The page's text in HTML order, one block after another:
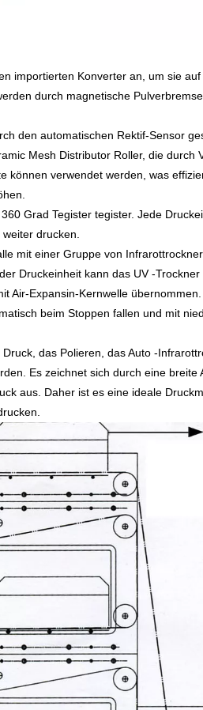
importierten Konverter an, um sie auf
durch magnetische
den automatischen Rektif-Sensor
Mesh Distributor Roller, die
können verwendet werden, was
Grad Tegister tegister. Jede
drucken.
mit einer Gruppe von
Druckeinheit kann das UV -Trockner
Air-Expansin-Kernwelle übernommen.
beim Stoppen fallen und mit
das Polieren, das Auto -
Es zeichnet sich durch eine
aus. Daher ist es eine ideale